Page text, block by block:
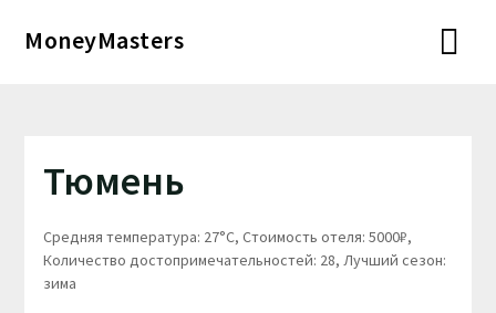
MoneyMasters
Тюмень
Средняя температура: 27°C, Стоимость отеля: 5000₽,
Количество достопримечательностей: 28, Лучший сезон:
зима